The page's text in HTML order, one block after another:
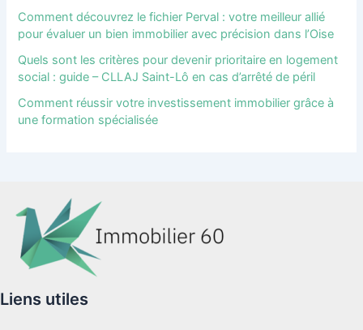
Comment découvrez le fichier Perval : votre meilleur allié
pour évaluer un bien immobilier avec précision dans l’Oise
Quels sont les critères pour devenir prioritaire en logement
social : guide – CLLAJ Saint-Lô en cas d’arrêté de péril
Comment réussir votre investissement immobilier grâce à
une formation spécialisée
Liens utiles